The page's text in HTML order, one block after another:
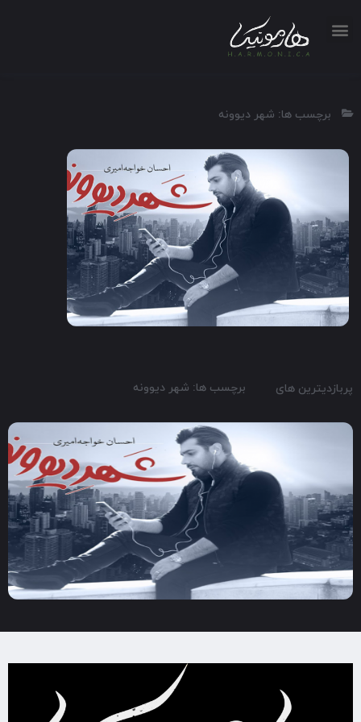
برچسب ها: شهر دیوونه
پربازدیترین های برچسب ها: شهر دیوونه